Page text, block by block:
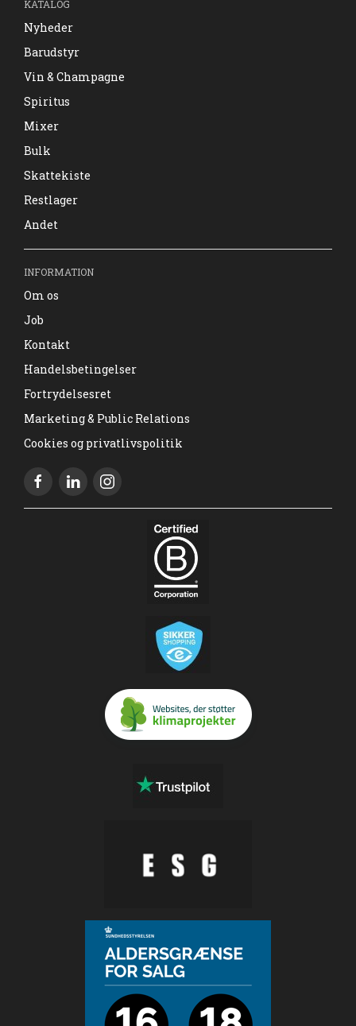
KATALOG
Nyheder
Barudstyr
Vin & Champagne
Spiritus
Mixer
Bulk
Skattekiste
Restlager
Andet
INFORMATION
Om os
Job
Kontakt
Handelsbetingelser
Fortrydelsesret
Marketing & Public Relations
Cookies og privatlivspolitik